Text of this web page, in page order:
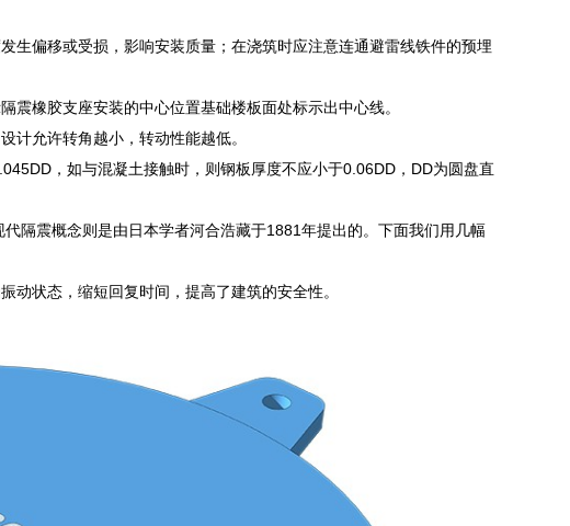
生偏移或受损，影响安装质量；在浇筑时应注意连通避雷线铁件的预埋
橡胶支座安装的中心位置基础楼板面处标示出中心线。
计允许转角越小，转动性能越低。
，如与混凝土接触时，则钢板厚度不应小于0.06DD，DD为圆盘直
隔震概念则是由日本学者河合浩藏于1881年提出的。下面我们用几幅
动状态，缩短回复时间，提高了建筑的安全性。